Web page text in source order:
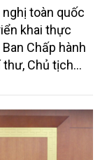
toàn quốc
khai thực
Chấp hành
thư, Chủ tịch
trân trọng
đồng chí Tổng